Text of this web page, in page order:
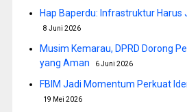
Hap Baperdu: Infrastruktur Harus
8 Juni 2026
Musim Kemarau, DPRD Dorong
yang Aman
6 Juni 2026
FBIM Jadi Momentum Perkuat
19 Mei 2026